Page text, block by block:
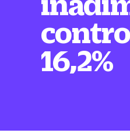
16,2%